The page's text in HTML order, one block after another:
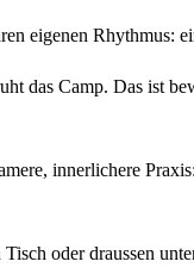
eigenen Rhythmus:
das Camp. Das ist
innerlichere
oder draussen